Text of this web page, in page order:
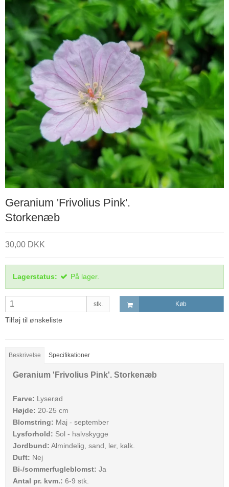
Geranium 'Frivolius Pink'.
Storkenæb
30,00 DKK
Lagerstatus: På lager.
stk. Køb
Tilføj til ønskeliste
Beskrivelse Specifikationer
Geranium 'Frivolius Pink'. Storkenæb
Farve: Lyserød
Højde: 20-25 cm
Blomstring: Maj - september
Lysforhold: Sol - halvskygge
Jordbund: Almindelig, sand, ler, kalk.
Duft: Nej
Bi-/sommerfugleblomst: Ja
Antal pr. kvm.: 6-9 stk.